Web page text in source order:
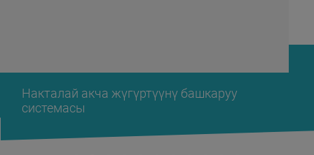
Накталай акча жүгүртүүнү башкаруу
системасы